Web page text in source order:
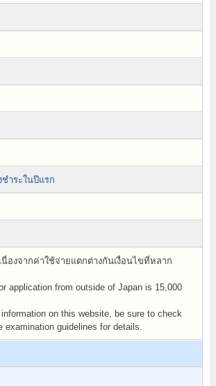
ำระในปีแรก
องจากค่าใช้จ่ายแตกต่างกันเงื่อนไขที่หลาก
application from outside of Japan is 15,000
on this website, be sure to check
examination guidelines for details.